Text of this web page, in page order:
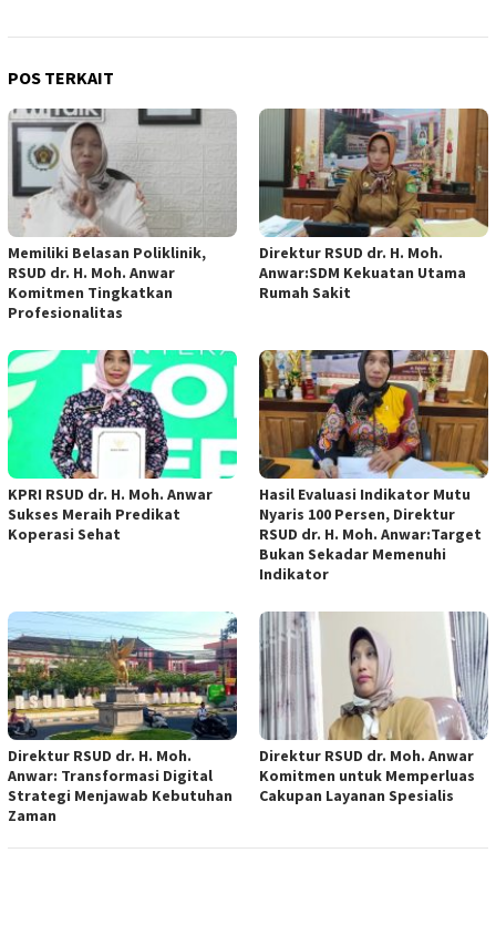
POS TERKAIT
Memiliki Belasan Poliklinik,
RSUD dr. H. Moh. Anwar
Komitmen Tingkatkan
Profesionalitas
Direktur RSUD dr. H. Moh.
Anwar:SDM Kekuatan Utama
Rumah Sakit
KPRI RSUD dr. H. Moh. Anwar
Sukses Meraih Predikat
Koperasi Sehat
Hasil Evaluasi Indikator Mutu
Nyaris 100 Persen, Direktur
RSUD dr. H. Moh. Anwar:Target
Bukan Sekadar Memenuhi
Indikator
Direktur RSUD dr. H. Moh.
Anwar: Transformasi Digital
Strategi Menjawab Kebutuhan
Zaman
Direktur RSUD dr. Moh. Anwar
Komitmen untuk Memperluas
Cakupan Layanan Spesialis